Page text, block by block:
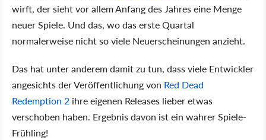
wirft, der sieht vor allem Anfang des Jahres eine Menge
neuer Spiele. Und das, wo das erste Quartal
normalerweise nicht so viele Neuerscheinungen anzieht.
Das hat unter anderem damit zu tun, dass viele Entwickler
angesichts der Veröffentlichung von Red Dead
Redemption 2 ihre eigenen Releases lieber etwas
verschoben haben. Ergebnis davon ist ein wahrer Spiele-
Frühling!